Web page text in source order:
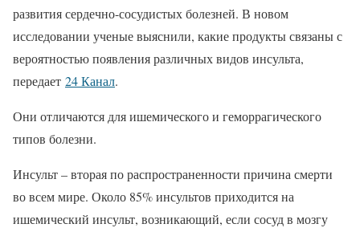
развития сердечно-сосудистых болезней. В новом
исследовании ученые выяснили, какие продукты связаны с
вероятностью появления различных видов инсульта,
передает 24 Канал.
Они отличаются для ишемического и геморрагического
типов болезни.
Инсульт – вторая по распространенности причина смерти
во всем мире. Около 85% инсультов приходится на
ишемический инсульт, возникающий, если сосуд в мозгу